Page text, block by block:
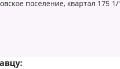
поселение, квартал 175 1/